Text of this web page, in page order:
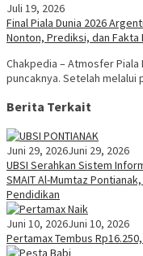
Juli 19, 2026
Final Piala Dunia 2026
Nonton, Prediksi, dan Fakta
Chakpedia – Atmosfer Piala
puncaknya. Setelah
Berita Terkait
Juni 29, 2026Juni 29, 2026
UBSI Serahkan Sistem
SMAIT Al-Mumtaz
Pendidikan
Juni 10, 2026Juni 10, 2026
Pertamax Tembus